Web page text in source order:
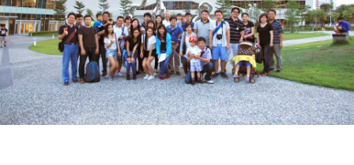
2025年 員工旅遊-釜
山團、北京團、北越
一、二、三團、泰國
團、新馬團
2024年 員工旅遊-越南岘港一、二、三
團/富國島一、二團/巴里島一、二團
公司聚餐